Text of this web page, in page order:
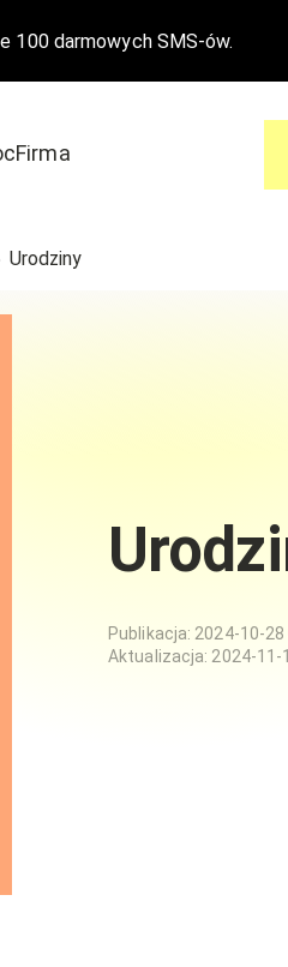
100 darmowych SMS-ów.
Firma
Urodziny
Publikacja: 2024-10-28
Aktualizacja: 2024-11-